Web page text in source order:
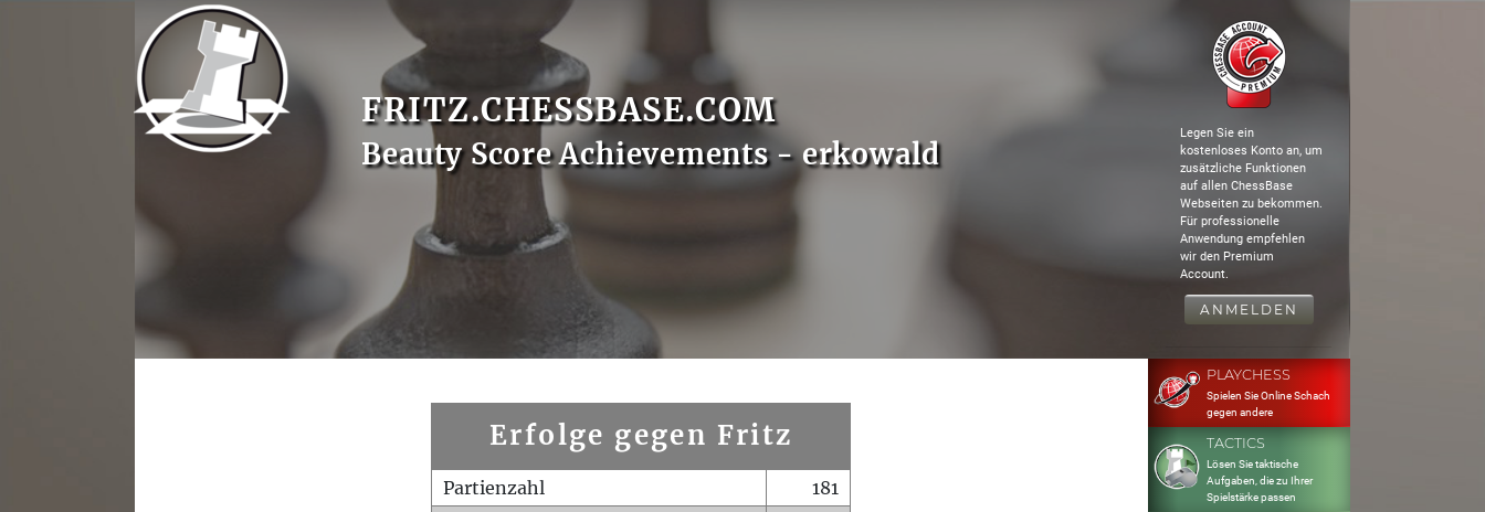
FRITZ.CHESSBASE.COM
Beauty Score Achievements - erkowald
Legen Sie ein
kostenloses Konto an, um
zusätzliche Funktionen
auf allen ChessBase
Webseiten zu bekommen.
Für professionelle
Anwendung empfehlen
wir den Premium
Account.
ANMELDEN
Erfolge gegen Fritz
Partienzahl
181
PLAYCHESS
Spielen Sie Online Schach
gegen andere
TACTICS
Lösen Sie taktische
Aufgaben, die zu Ihrer
Spielstärke passen